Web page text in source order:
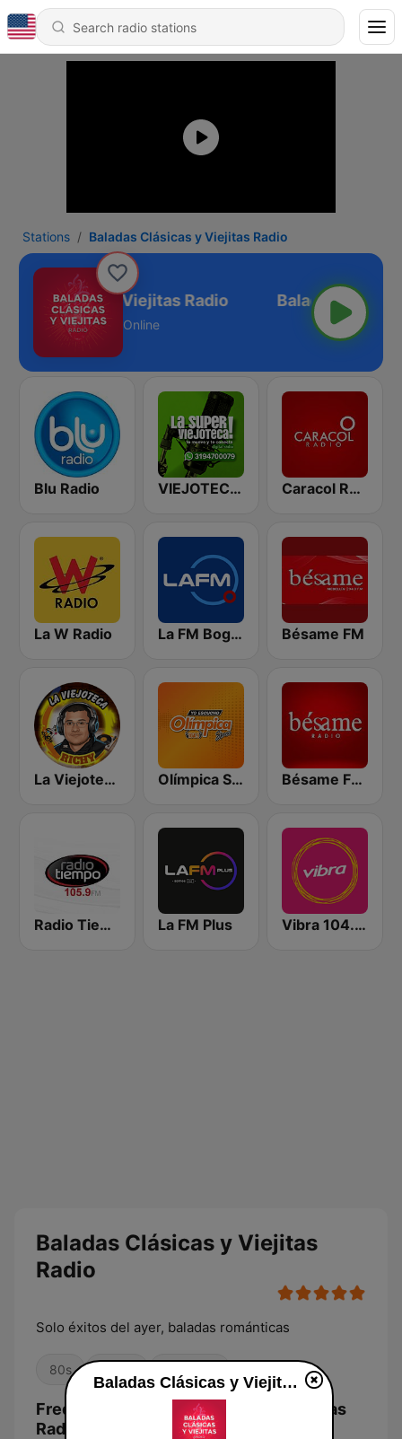
Stations Baladas Clásicas y Viejitas Radio
Clásicas y Viejitas Radio
Online
Blu Radio VIEJOTECA "para Beber y Gozar" Caracol Radio
La W Radio La FM Bogotá Bésame FM
La Viejoteca de Richy Olímpica Stereo - Medellín 104.9 FM Bésame FM Bogotá
Radio Tiempo Medellín La FM Plus Vibra 104.9 FM
Baladas Clásicas y Viejitas
Radio
Solo éxitos del ayer, baladas románticas
80s
Frequencies Baladas Clásicas y Viejitas
Radio:
Baladas Clásicas y Viejitas Radio live